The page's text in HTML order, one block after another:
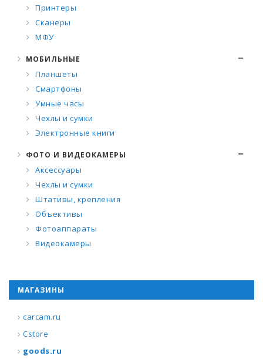
Принтеры
Сканеры
МФУ
МОБИЛЬНЫЕ
Планшеты
Смартфоны
Умные часы
Чехлы и сумки
Электронные книги
ФОТО И ВИДЕОКАМЕРЫ
Аксессуары
Чехлы и сумки
Штативы, крепления
Объективы
Фотоаппараты
Видеокамеры
МАГАЗИНЫ
carcam.ru
Cstore
goods.ru